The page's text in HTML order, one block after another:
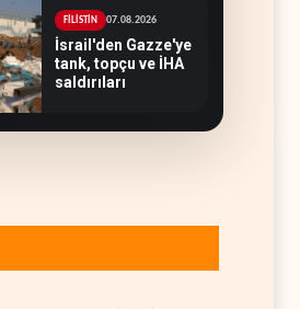
FİLİSTİN 07.08.2026
İsrail'den Gazze'ye
tank, topçu ve İHA
saldırıları